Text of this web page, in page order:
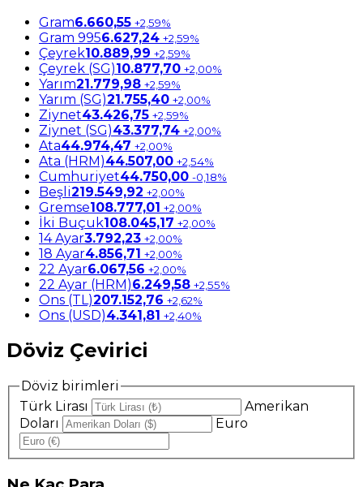
Gram6.660,55 +2,59%
Gram 9956.627,24 +2,59%
Çeyrek10.889,99 +2,59%
Çeyrek (SG)10.877,70 +2,00%
Yarım21.779,98 +2,59%
Yarım (SG)21.755,40 +2,00%
Ziynet43.426,75 +2,59%
Ziynet (SG)43.377,74 +2,00%
Ata44.974,47 +2,00%
Ata (HRM)44.507,00 +2,54%
Cumhuriyet44.750,00 -0,18%
Beşli219.549,92 +2,00%
Gremse108.777,01 +2,00%
İki Buçuk108.045,17 +2,00%
14 Ayar3.792,23 +2,00%
18 Ayar4.856,71 +2,00%
22 Ayar6.067,56 +2,00%
22 Ayar (HRM)6.249,58 +2,55%
Ons (TL)207.152,76 +2,62%
Ons (USD)4.341,81 +2,40%
Döviz Çevirici
Döviz birimleri
Türk Lirası
Amerikan
Doları
Euro